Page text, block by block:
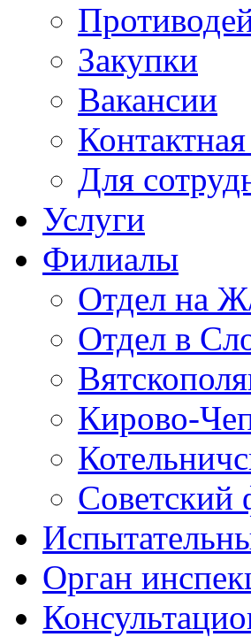
Закупки
Вакансии
Для
Услуги
Филиалы
Отдел на
Отдел в
Кирово-
Советский
Орган